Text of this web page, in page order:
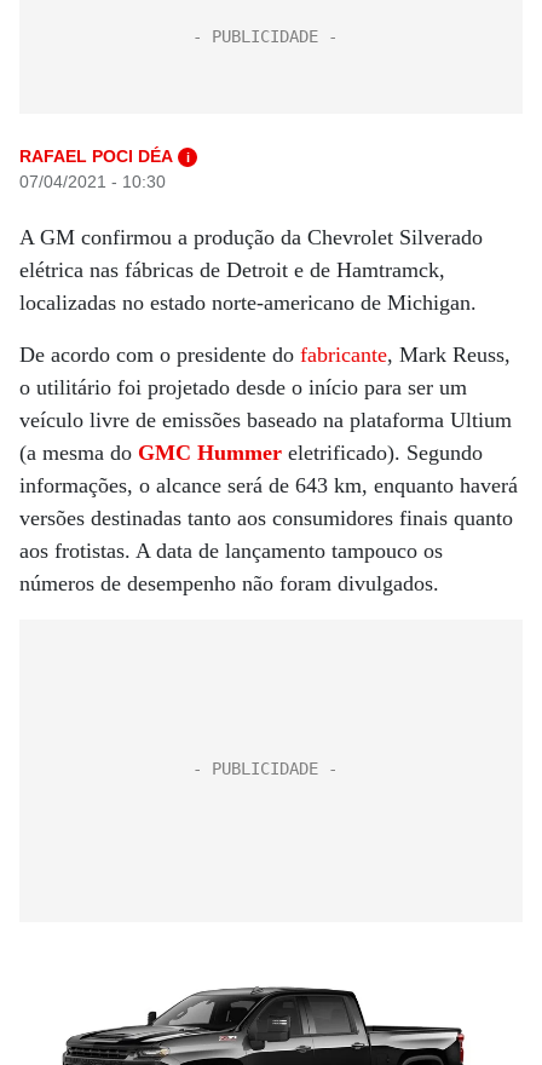
RAFAEL POCI DÉA i
07/04/2021 - 10:30
A GM confirmou a produção da Chevrolet Silverado
elétrica nas fábricas de Detroit e de Hamtramck,
localizadas no estado norte-americano de Michigan.
De acordo com o presidente do fabricante, Mark Reuss,
o utilitário foi projetado desde o início para ser um
veículo livre de emissões baseado na plataforma Ultium
(a mesma do GMC Hummer eletrificado). Segundo
informações, o alcance será de 643 km, enquanto haverá
versões destinadas tanto aos consumidores finais quanto
aos frotistas. A data de lançamento tampouco os
números de desempenho não foram divulgados.